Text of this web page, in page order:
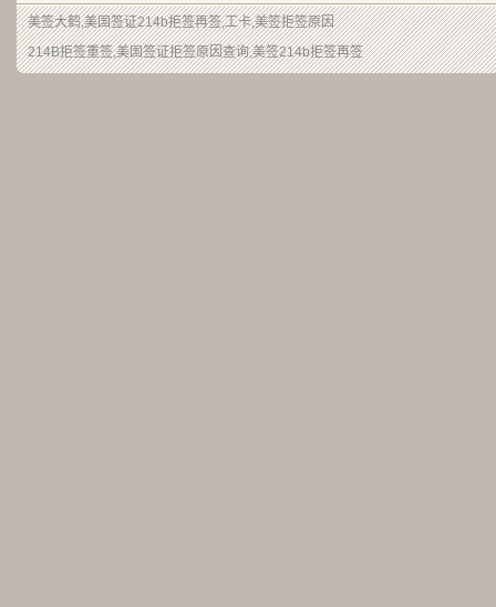
美签大鹤,美国签证214b拒签再签,工卡,美签拒签原因
214B拒签重签,美国签证拒签原因查询,美签214b拒签再签